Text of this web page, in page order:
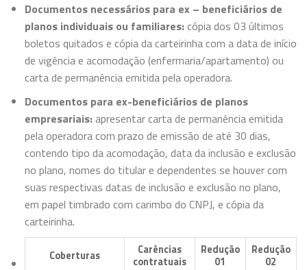
Documentos necessários para ex – beneficiários de
planos individuais ou familiares:cópia dos 03 últimos
boletos quitados e cópia da carteirinha com a data de início
de vigência e acomodação (enfermaria/apartamento) ou
carta de permanência emitida pela operadora.
Documentos para ex-beneficiários de planos
empresariais:apresentar carta de permanência emitida
pela operadora com prazo de emissão de até 30 dias,
contendo tipo da acomodação, data da inclusão e exclusão
no plano, nomes do titular e dependentes se houver com
suas respectivas datas de inclusão e exclusão no plano,
em papel timbrado com carimbo do CNPJ, e cópia da
carteirinha.
Coberturas
Carências
contratuais
Redução
01
Redução
02